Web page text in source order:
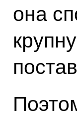
она